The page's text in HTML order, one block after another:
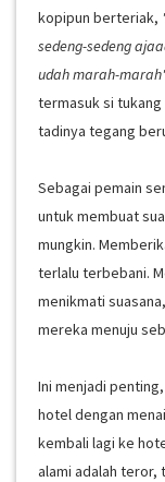
kopipun berteriak,
sedeng-sedeng
udah marah-
termasuk si tukang
tadinya tegang
Sebagai pemain
untuk membuat
mungkin.
terlalu terbebani.
menikmati
mereka menuju
Ini menjadi
hotel dengan
kembali lagi ke
alami adalah teror,